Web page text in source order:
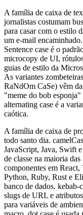
A família de caixa de
jornalistas costumam
para casar com o estilo
um e-mail
Sentence case é o
microcopy de UI,
guias de estilo da
As variantes
RaNdOm CaSe) vêm
"meme do bob esponja"
alternating case é a
caótica.
A família de caixa de
todo santo dia.
JavaScript, Java, Swift
de classe na maioria
componentes em React,
Python, Ruby, Rust e
banco de dados. kebab-
slugs de URL e
para variáveis de